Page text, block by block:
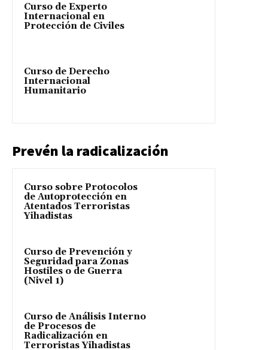
Curso de Experto
Internacional en
Protección de Civiles
Curso de Derecho
Internacional
Humanitario
Prevén la radicalización
Curso sobre Protocolos
de Autoprotección en
Atentados Terroristas
Yihadistas
Curso de Prevención y
Seguridad para Zonas
Hostiles o de Guerra
(Nivel 1)
Curso de Análisis Interno
de Procesos de
Radicalización en
Terroristas Yihadistas